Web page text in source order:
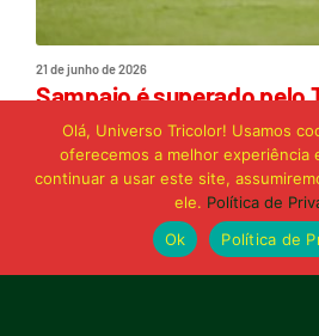
21 de junho de 2026
Sampaio é superado pelo
e buscará reação em
Olá, Universo Tricolor! Usamos
oferecemos a melhor experiência
continuar a usar este site,
ele. Política de
Ok
Política de